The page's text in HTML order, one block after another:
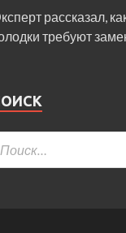
рассказал,
требуют